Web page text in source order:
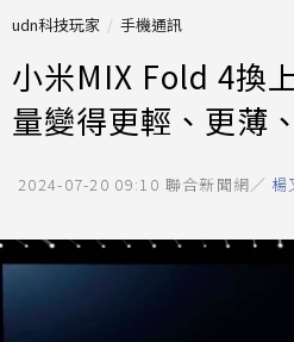
udn科技玩家 手機通訊
小米MIX Fold 4換
量變得更輕、更薄
2024-07-20 09:10 聯合新聞網／ 楊